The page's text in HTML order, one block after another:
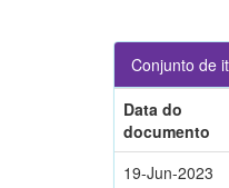
Conjunto de
Data do
documento
19-Jun-2023